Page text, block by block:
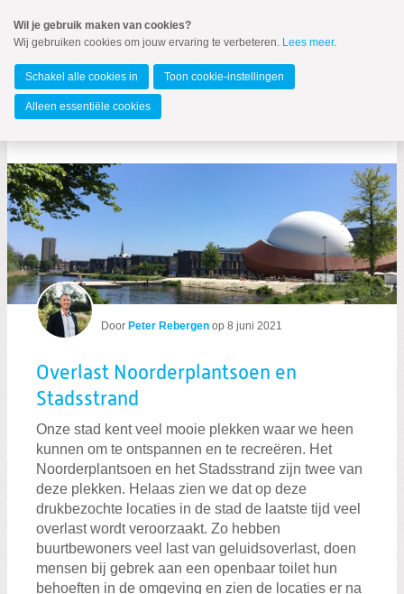
naar
Spring
de
inhoud
Spring
naar
Gemeente Groningen
MENU
Door Peter Rebergen op 8 juni 2021
Overlast Noorderplantsoen en
Stadsstrand
Onze stad kent veel mooie plekken waar we heen
kunnen om te ontspannen en te recreëren. Het
Noorderplantsoen en het Stadsstrand zijn twee van
deze plekken. Helaas zien we dat op deze
drukbezochte locaties in de stad de laatste tijd veel
overlast wordt veroorzaakt. Zo hebben
buurtbewoners veel last van geluidsoverlast, doen
mensen bij gebrek aan een openbaar toilet hun
behoeften in de omgeving en zien de locaties er na
Wil je gebruik maken van cookies?
Wij gebruiken cookies om jouw ervaring te verbeteren. Lees meer.
Schakel alle cookies in Toon cookie-instellingen
Alleen essentiële cookies